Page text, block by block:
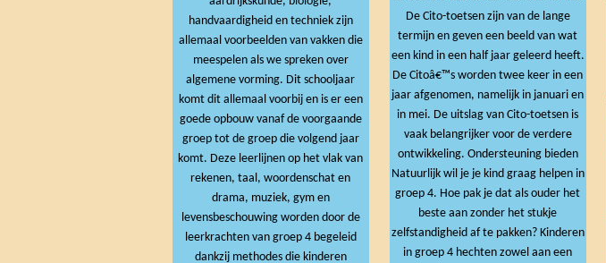
handvaardigheid en techniek zijn
allemaal voorbeelden van vakken die
meespelen als we spreken over
algemene vorming. Dit schooljaar
komt dit allemaal voorbij en is er een
goede opbouw vanaf de voorgaande
groep tot de groep die volgend jaar
komt. Deze leerlijnen op het vlak van
rekenen, taal, woordenschat en
drama, muziek, gym en
levensbeschouwing worden door de
leerkrachten van groep 4 begeleid
dankzij methodes die kinderen
De Cito-toetsen zijn van de lange
termijn en geven een beeld van wat
een kind in een half jaar geleerd heeft.
De Citoâ€™s worden twee keer in een
jaar afgenomen, namelijk in januari en
in mei. De uitslag van Cito-toetsen is
vaak belangrijker voor de verdere
ontwikkeling. Ondersteuning bieden
Natuurlijk wil je je kind graag helpen in
groep 4. Hoe pak je dat als ouder het
beste aan zonder het stukje
zelfstandigheid af te pakken? Kinderen
in groep 4 hechten zowel aan een